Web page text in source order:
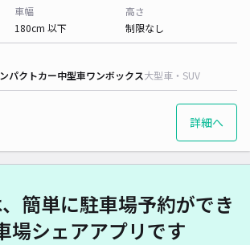
車幅
180cm 以下
高さ
制限なし
パクトカー中型車ワンボックス大型車・SUV
詳細へ
簡単に駐車場予約ができ
場シェアアプリです